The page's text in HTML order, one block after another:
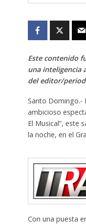
Este contenido
una inteligencia
del editor/
Santo Domingo.-
ambicioso
El Musical”, este
la noche, en el
Con una puesta